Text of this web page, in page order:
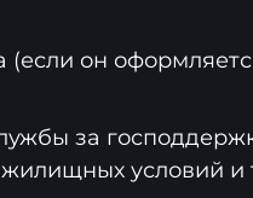
(если он
за
условий и